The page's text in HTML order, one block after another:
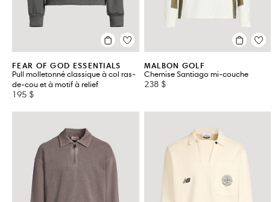
FEAR OF GOD ESSENTIALS
Pull molletonné classique à col ras-
de-cou et à motif à relief
195 $
MALBON GOLF
Chemise Santiago mi-couche
238 $